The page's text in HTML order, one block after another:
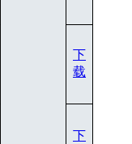
下
载
下